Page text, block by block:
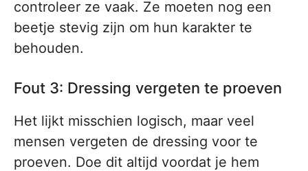
controleer ze vaak. Ze moeten nog een
beetje stevig zijn om hun karakter te
behouden.
Fout 3: Dressing vergeten te proeven
Het lijkt misschien logisch, maar veel
mensen vergeten de dressing voor te
proeven. Doe dit altijd voordat je hem